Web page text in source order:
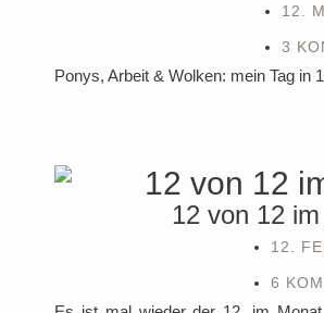
12.
3
Ponys, Arbeit & Wolken: mein Tag in
12 von 12
12.
6